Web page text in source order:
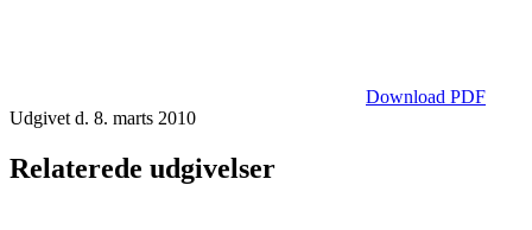
Download PDF
Udgivet d. 8. marts 2010
Relaterede udgivelser